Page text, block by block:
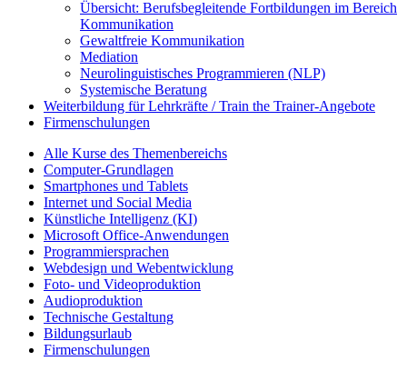
Übersicht: Berufsbegleitende Fortbildungen im Bereich
Kommunikation
Gewaltfreie Kommunikation
Mediation
Neurolinguistisches Programmieren (NLP)
Systemische Beratung
Weiterbildung für Lehrkräfte / Train the Trainer-Angebote
Firmenschulungen
Alle Kurse des Themenbereichs
Computer-Grundlagen
Smartphones und Tablets
Internet und Social Media
Künstliche Intelligenz (KI)
Microsoft Office-Anwendungen
Programmiersprachen
Webdesign und Webentwicklung
Foto- und Videoproduktion
Audioproduktion
Technische Gestaltung
Bildungsurlaub
Firmenschulungen